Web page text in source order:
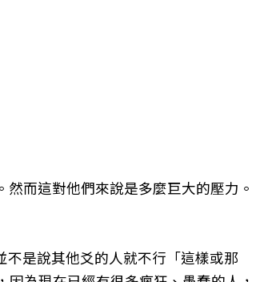
而這對他們來說是多麼巨大的壓力。
是說其他爻的人就不行「這樣或那